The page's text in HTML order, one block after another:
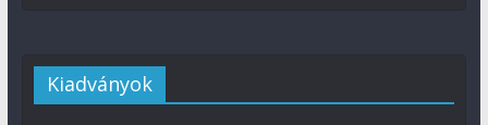
Kiadványok